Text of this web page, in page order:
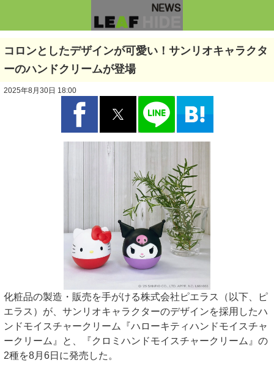
コロンとしたデザインが可愛い！サンリオキャラクタ
ーのハンドクリームが登場
2025年8月30日 18:00
化粧品の製造・販売を手がける株式会社ピエラス（以下、ピ
エラス）が、サンリオキャラクターのデザインを採用したハ
ンドモイスチャークリーム『ハローキティハンドモイスチャ
ークリーム』と、『クロミハンドモイスチャークリーム』の
2種を8月6日に発売した。